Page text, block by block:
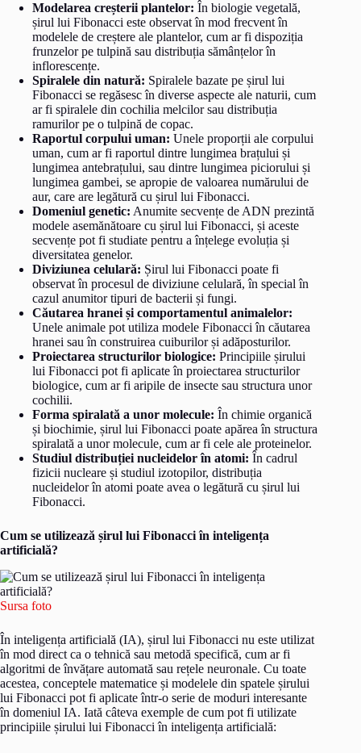
Modelarea creșterii plantelor: În biologie vegetală,
șirul lui Fibonacci este observat în mod frecvent în
modelele de creștere ale plantelor, cum ar fi dispoziția
frunzelor pe tulpină sau distribuția sămânțelor în
inflorescențe.
Spiralele din natură: Spiralele bazate pe șirul lui
Fibonacci se regăsesc în diverse aspecte ale naturii, cum
ar fi spiralele din cochilia melcilor sau distribuția
ramurilor pe o tulpină de copac.
Raportul corpului uman: Unele proporții ale corpului
uman, cum ar fi raportul dintre lungimea brațului și
lungimea antebrațului, sau dintre lungimea piciorului și
lungimea gambei, se apropie de valoarea numărului de
aur, care are legătură cu șirul lui Fibonacci.
Domeniul genetic: Anumite secvențe de ADN prezintă
modele asemănătoare cu șirul lui Fibonacci, și aceste
secvențe pot fi studiate pentru a înțelege evoluția și
diversitatea genelor.
Diviziunea celulară: Șirul lui Fibonacci poate fi
observat în procesul de diviziune celulară, în special în
cazul anumitor tipuri de bacterii și fungi.
Căutarea hranei și comportamentul animalelor:
Unele animale pot utiliza modele Fibonacci în căutarea
hranei sau în construirea cuiburilor și adăposturilor.
Proiectarea structurilor biologice: Principiile șirului
lui Fibonacci pot fi aplicate în proiectarea structurilor
biologice, cum ar fi aripile de insecte sau structura unor
cochilii.
Forma spiralată a unor molecule: În chimie organică
și biochimie, șirul lui Fibonacci poate apărea în structura
spiralată a unor molecule, cum ar fi cele ale proteinelor.
Studiul distribuției nucleidelor în atomi: În cadrul
fizicii nucleare și studiul izotopilor, distribuția
nucleidelor în atomi poate avea o legătură cu șirul lui
Fibonacci.
Cum se utilizează șirul lui Fibonacci în inteligența
artificială?
Sursa foto
În inteligența artificială (IA), șirul lui Fibonacci nu este utilizat
în mod direct ca o tehnică sau metodă specifică, cum ar fi
algoritmi de învățare automată sau rețele neuronale. Cu toate
acestea, conceptele matematice și modelele din spatele șirului
lui Fibonacci pot fi aplicate într-o serie de moduri interesante
în domeniul IA. Iată câteva exemple de cum pot fi utilizate
principiile șirului lui Fibonacci în inteligența artificială: